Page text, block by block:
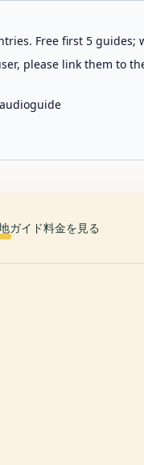
Free first 5
please link them to
ガイド料金を見る